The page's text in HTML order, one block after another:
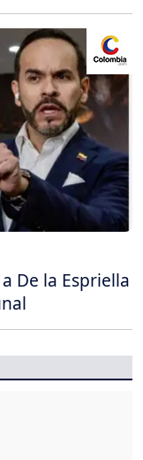
De la Espriella